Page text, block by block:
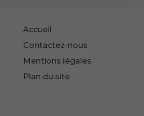
Accueil
Contactez-nous
Mentions légales
Plan du site